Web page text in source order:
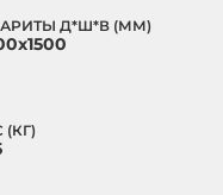
Д*Ш*В (ММ)
(КГ)